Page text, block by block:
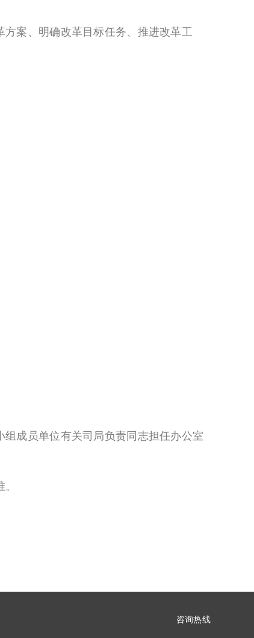
案、明确改革目标任务、推进改革工
成员单位有关司局负责同志担任办公室
咨询热线